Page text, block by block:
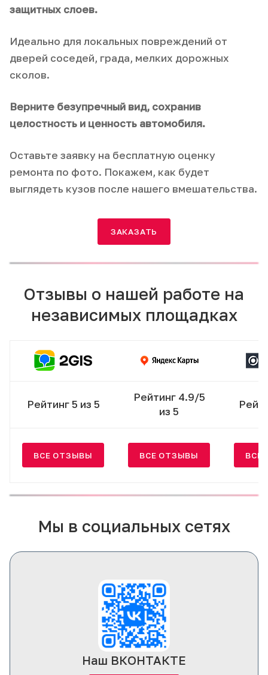
защитных слоев.
Идеально для локальных повреждений от
дверей соседей, града, мелких дорожных
сколов.
Верните безупречный вид, сохранив
целостность и ценность автомобиля.
Оставьте заявку на бесплатную оценку
ремонта по фото. Покажем, как будет
выглядеть кузов после нашего вмешательства.
ЗАКАЗАТЬ
Отзывы о нашей работе на
независимых площадках
Рейтинг 5 из 5
Рейтинг 4.9/5
из 5
ВСЕ ОТЗЫВЫ ВСЕ ОТЗЫВЫ ВСЕ
Мы в социальных сетях
Наш ВКОНТАКТЕ